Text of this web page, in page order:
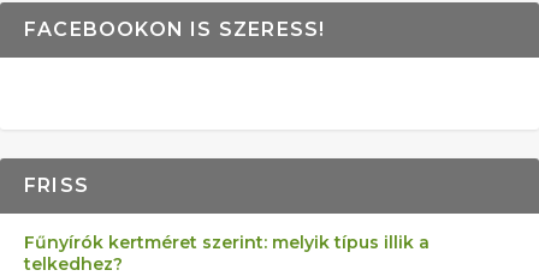
FACEBOOKON IS SZERESS!
FRISS
Fűnyírók kertméret szerint: melyik típus illik a
telkedhez?